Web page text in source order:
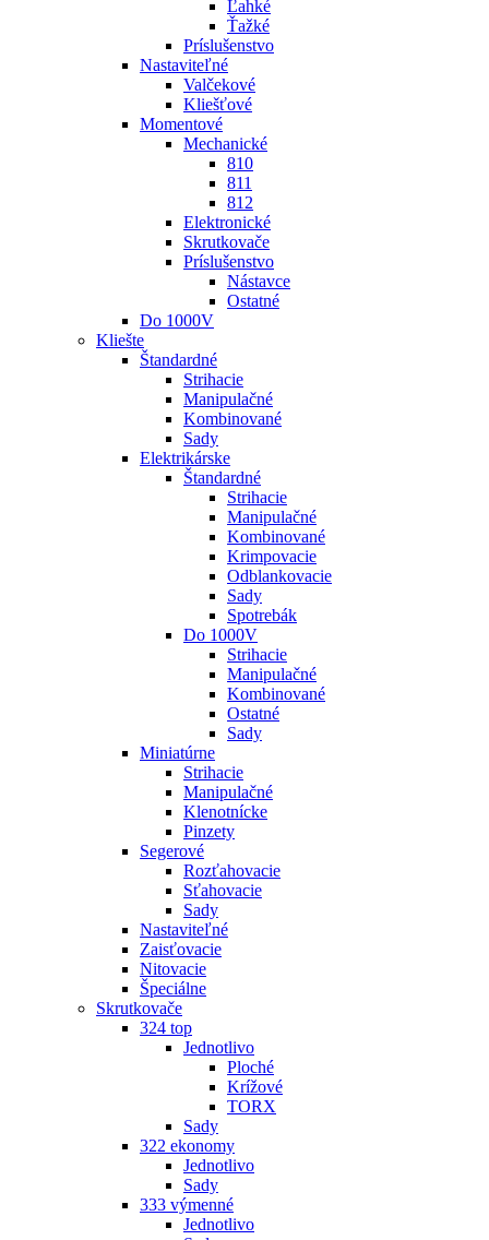
Ľahké
Ťažké
Príslušenstvo
Nastaviteľné
Valčekové
Kliešťové
Momentové
Mechanické
810
811
812
Elektronické
Skrutkovače
Príslušenstvo
Nástavce
Ostatné
Do 1000V
Kliešte
Štandardné
Strihacie
Manipulačné
Kombinované
Sady
Elektrikárske
Štandardné
Strihacie
Manipulačné
Kombinované
Krimpovacie
Odblankovacie
Sady
Spotrebák
Do 1000V
Strihacie
Manipulačné
Kombinované
Ostatné
Sady
Miniatúrne
Strihacie
Manipulačné
Klenotnícke
Pinzety
Segerové
Rozťahovacie
Sťahovacie
Sady
Nastaviteľné
Zaisťovacie
Nitovacie
Špeciálne
Skrutkovače
324 top
Jednotlivo
Ploché
Krížové
TORX
Sady
322 ekonomy
Jednotlivo
Sady
333 výmenné
Jednotlivo